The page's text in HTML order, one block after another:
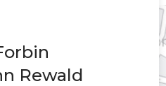
Rewald